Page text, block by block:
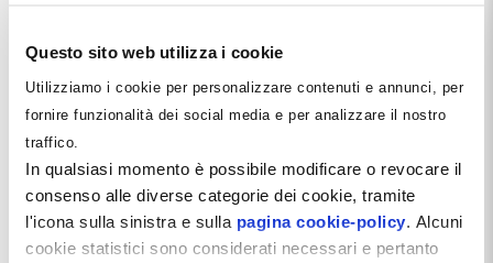
Questo sito web utilizza i cookie
Utilizziamo i cookie per personalizzare contenuti e annunci, per
fornire funzionalità dei social media e per analizzare il nostro
traffico.
In qualsiasi momento è possibile modificare o revocare il
consenso alle diverse categorie dei cookie, tramite
l'icona sulla sinistra e sulla pagina cookie-policy. Alcuni
cookie statistici sono considerati necessari e pertanto
Contratto di Consulenza tra Srl Odontoiatriche
99€ IVA esclusa